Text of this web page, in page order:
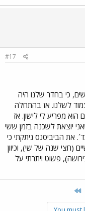
#17
משלה בגיל 3 חודשים, כי בחדר שלנו היה
לשלנו. אז בהתחלה
הוא מפריע לי לישון. אז
יוצאת לשכנה בזמן ששי
את הביביסנס ניתקתי כי
(חצי שנה של שי), וכיוון
פשוט ויתרתי על